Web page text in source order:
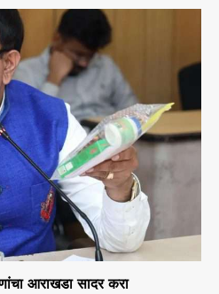
आराखडा सादर करा